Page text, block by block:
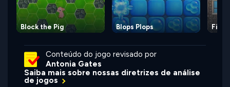
Block the Pig Blops Plops
Conteúdo do jogo revisado por
Antonia Gates
Saiba mais sobre nossas diretrizes de análise
de jogos